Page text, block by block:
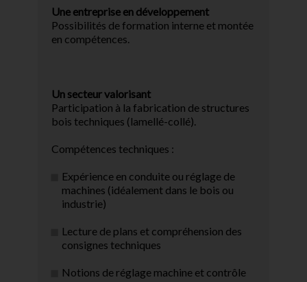
Une entreprise en développement
Possibilités de formation interne et montée
en compétences.
Un secteur valorisant
Participation à la fabrication de structures
bois techniques (lamellé-collé).
Compétences techniques :
Expérience en conduite ou réglage de
machines (idéalement dans le bois ou
industrie)
Lecture de plans et compréhension des
consignes techniques
Notions de réglage machine et contrôle